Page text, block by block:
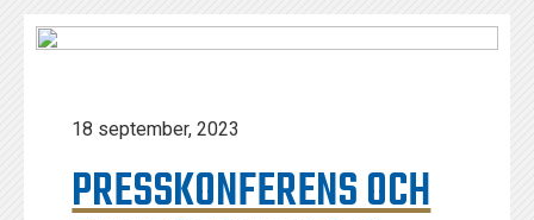
18 september, 2023
PRESSKONFERENS OCH